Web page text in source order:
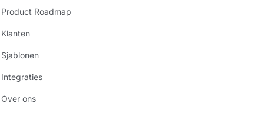
Product Roadmap
Klanten
Sjablonen
Integraties
Over ons